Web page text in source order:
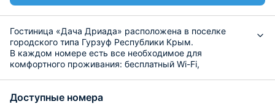
Гостиница «Дача Дриада» расположена в поселке
городского типа Гурзуф Республики Крым.
В каждом номере есть все необходимое для
комфортного проживания: бесплатный Wi-Fi,
стиральная машина.
Доступные номера